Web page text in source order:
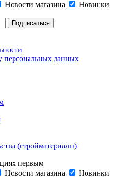
Новости магазина
Новинки
персональных данных
(стройматериалы)
первым
Новости магазина
Новинки